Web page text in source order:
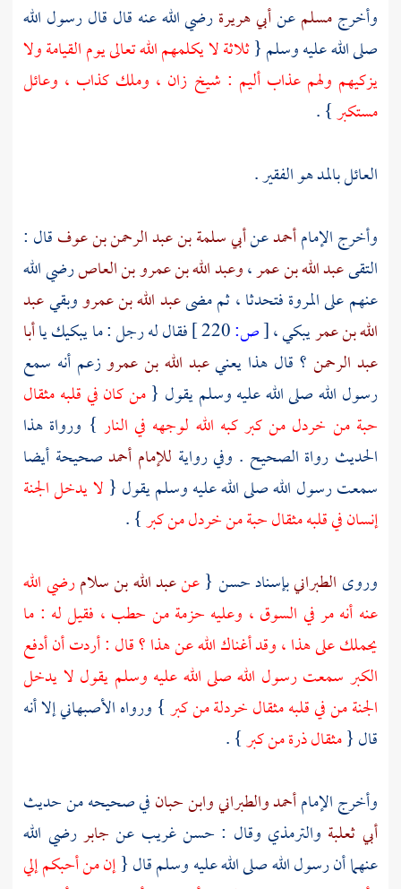
وأخرجمسلمعنأبي هريرةرضي الله عنه قال قال رسول الله
صلى الله عليه وسلم {ثلاثة لا يكلمهم الله تعالى يوم القيامة ولا
يزكيهم ولهم عذاب أليم : شيخ زان ، وملك كذاب ، وعائل
مستكبر} .
العائل بالمد هو الفقير .
وأخرج الإمامأحمدعنأبي سلمة بن عبد الرحمن بن عوفقال :
التقىعبد الله بن عمر،وعبد الله بن عمرو بن العاصرضي الله
عنهم علىالمروةفتحدثا ، ثم مضىعبد الله بن عمرووبقيعبد
الله بن عمريبكي ،[ص: فقال له رجل : ما يبكيك ياأبا
عبد الرحمن ؟ قال هذا يعنيعبد الله بن عمروزعم أنه سمع
رسول الله صلى الله عليه وسلم يقول {من كان في قلبه مثقال
حبة من خردل من كبر كبه الله لوجهه في النار } ورواة هذا
الحديث رواة الصحيح . وفي رواية للإمام أحمدصحيحة أيضا
سمعت رسول الله صلى الله عليه وسلم يقول { لا يدخل الجنة
إنسان في قلبه مثقال حبة من خردل من كبر} .
وروى الطبرانيبإسناد حسن {عنعبد الله بن سلامرضي الله
عنه أنه مر في السوق ، وعليه حزمة من حطب ، فقيل له : ما
يحملك على هذا ، وقد أغناك الله عن هذا ؟ قال : أردت أن أدفع
الكبر سمعت رسول الله صلى الله عليه وسلم يقول لا يدخل
الجنة من في قلبه مثقال خردلة من كبر} ورواهالأصبهانيإلا أنه
قال {مثقال ذرة من كبر} .
وأخرج الإمامأحمدوالطبرانيوابن حبانفي صحيحه من حديث
أبي ثعلبة والترمذي وقال : حسن غريب عن جابررضي الله
عنهما أن رسول الله صلى الله عليه وسلم قال {إن من أحبكم إلي